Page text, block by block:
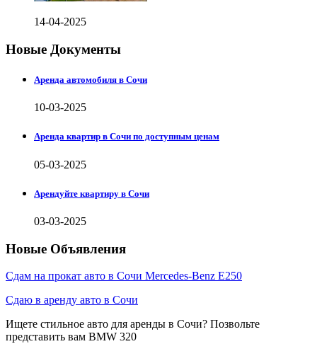
14-04-2025
Новые Документы
Аренда автомобиля в Сочи
10-03-2025
Аренда квартир в Сочи по доступным ценам
05-03-2025
Арендуйте квартиру в Сочи
03-03-2025
Новые Объявления
Сдам на прокат авто в Сочи Mercedes-Benz E250
Сдаю в аренду авто в Сочи
Ищете стильное авто для аренды в Сочи? Позвольте
представить вам BMW 320